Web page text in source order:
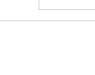
האחריות על
מוטלת על